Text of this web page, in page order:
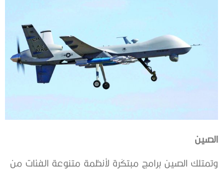
الصين
وتمتلك الصين برامج مبتكَرة لأنظمة متنوعة الفئات من